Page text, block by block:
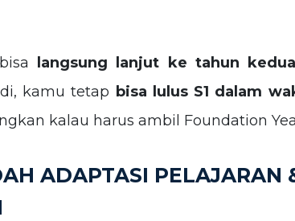
langsung lanjut ke tahun kedua
kamu tetap bisa lulus S1 dalam
kalau harus ambil Foundation
ADAPTASI PELAJARAN